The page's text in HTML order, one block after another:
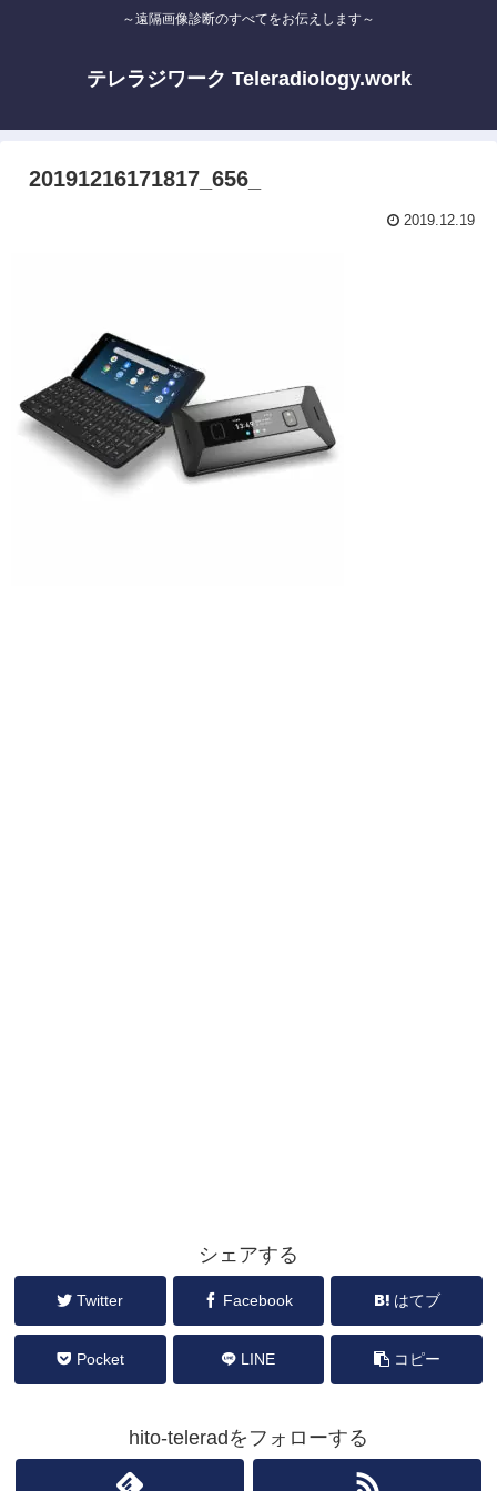
～遠隔画像診断のすべてをお伝えします～
テレラジワーク Teleradiology.work
20191216171817_656_
2019.12.19
シェアする
Twitter Facebook はてブ
Pocket LINE コピー
hito-teleradをフォローする